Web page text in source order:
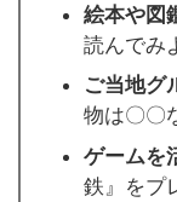
絵本や図
読んでみ
ご当地グ
物は〇〇
ゲームを
鉄』をプ